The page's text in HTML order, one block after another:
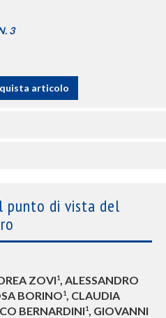
3
articolo
punto di vista del
ZOVI1, ALESSANDRO
BORINO1, CLAUDIA
BERNARDINI1, GIOVANNI